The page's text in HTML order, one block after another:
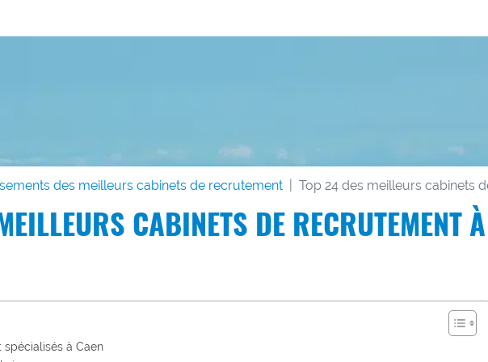
des meilleurs cabinets de recrutement Top 24 des meilleurs cabinets
CABINETS DE RECRUTEMENT À
à Caen